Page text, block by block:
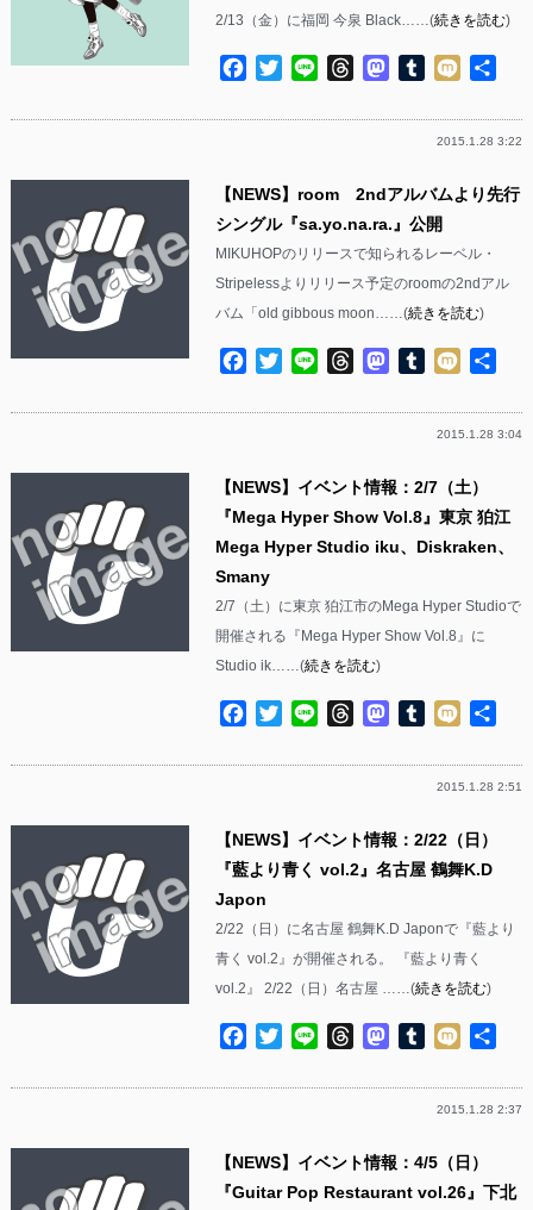
2/13（金）に福岡 今泉 Black……(続きを読む)
Facebook
TwitterLine ThreadsMastodon
Tumblr
Mixi
2015.1.28 3:22
【NEWS】room 2ndアルバムより先行
シングル『sa.yo.na.ra.』公開
MIKUHOPのリリースで知られるレーベル・
Stripelessよりリリース予定のroomの2ndアル
バム「old gibbous moon……(続きを読む)
Facebook
TwitterLine ThreadsMastodon
Tumblr
Mixi
2015.1.28 3:04
【NEWS】イベント情報：2/7（土）
『Mega Hyper Show Vol.8』東京 狛江
Mega Hyper Studio iku、Diskraken、
Smany
2/7（土）に東京 狛江市のMega Hyper Studioで
開催される『Mega Hyper Show Vol.8』に
Studio ik……(続きを読む)
Facebook
TwitterLine ThreadsMastodon
Tumblr
Mixi
2015.1.28 2:51
【NEWS】イベント情報：2/22（日）
『藍より青く vol.2』名古屋 鶴舞K.D
Japon
2/22（日）に名古屋 鶴舞K.D Japonで『藍より
青く vol.2』が開催される。 『藍より青く
vol.2』 2/22（日）名古屋 ……(続きを読む)
Facebook
TwitterLine ThreadsMastodon
Tumblr
Mixi
2015.1.28 2:37
【NEWS】イベント情報：4/5（日）
『Guitar Pop Restaurant vol.26』下北